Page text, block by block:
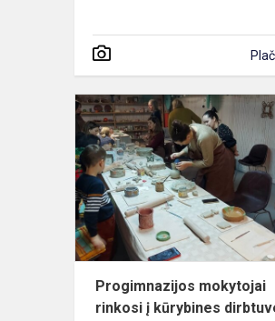
Progimnazijos mokytojai
rinkosi į kūrybines